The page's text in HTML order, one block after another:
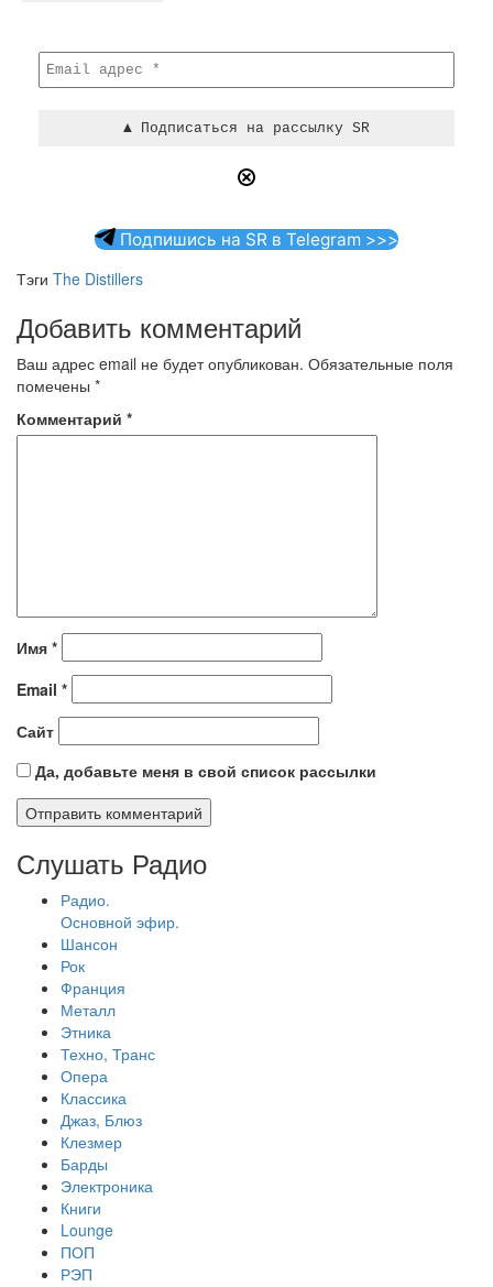
Подпишись на SR в Telegram >>>
Тэги The Distillers
Добавить комментарий
Ваш адрес email не будет опубликован. Обязательные поля
помечены *
Комментарий *
Имя *
Email *
Сайт
Да, добавьте меня в свой список рассылки
Слушать Радио
Радио.
Основной эфир.
Шансон
Рок
Франция
Металл
Этника
Техно, Транс
Опера
Классика
Джаз, Блюз
Клезмер
Барды
Электроника
Книги
Lounge
ПОП
РЭП